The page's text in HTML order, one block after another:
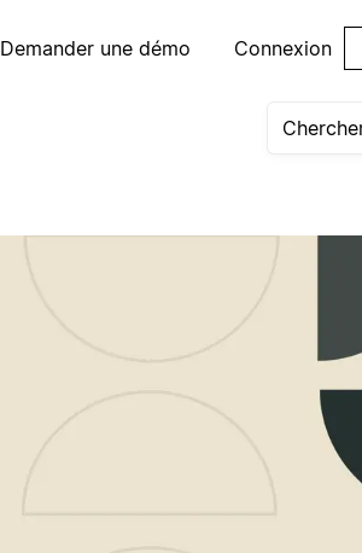
Demander une démo Connexion